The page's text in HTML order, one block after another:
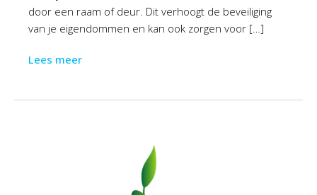
door een raam of deur. Dit verhoogt de beveiliging
van je eigendommen en kan ook zorgen voor […]
Lees meer